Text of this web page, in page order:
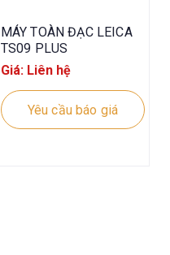
MÁY TOÀN ĐẠC LEICA
TS09 PLUS
Giá: Liên hệ
Yêu cầu báo giá